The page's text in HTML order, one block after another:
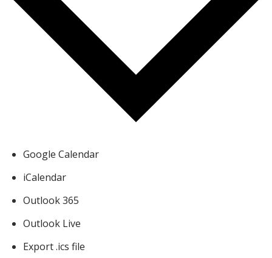
Google Calendar
iCalendar
Outlook 365
Outlook Live
Export .ics file